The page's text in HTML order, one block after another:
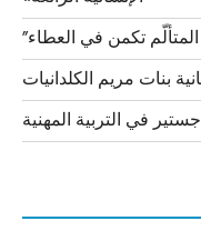
المتألّم تكمن في العطاء”
بنات مريم الكلدانيات
في التربية المهنية